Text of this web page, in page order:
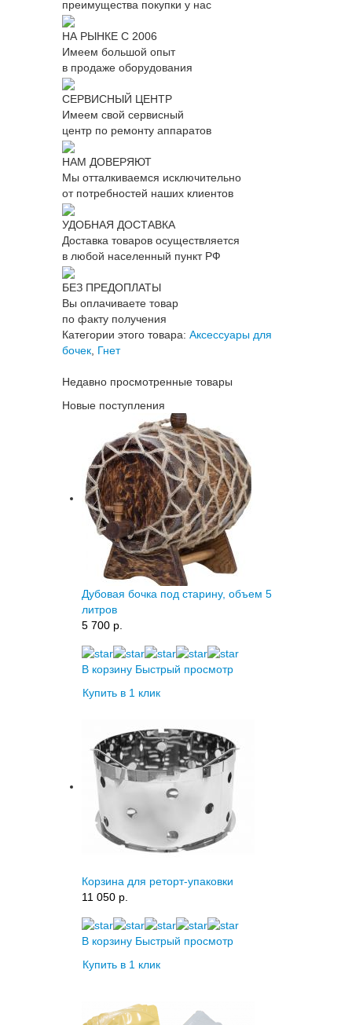
преимущества покупки у нас
НА РЫНКЕ С 2006
Имеем большой опыт
в продаже оборудования
СЕРВИСНЫЙ ЦЕНТР
Имеем свой сервисный
центр по ремонту аппаратов
НАМ ДОВЕРЯЮТ
Мы отталкиваемся исключительно
от потребностей наших клиентов
УДОБНАЯ ДОСТАВКА
Доставка товаров осуществляется
в любой населенный пункт РФ
БЕЗ ПРЕДОПЛАТЫ
Вы оплачиваете товар
по факту получения
Категории этого товара: Аксессуары для
бочек Гнет
Недавно просмотренные товары
Новые поступления
Дубовая бочка под старину, объем 5
литров
5 700 p.
В корзину Быстрый просмотр
Купить в 1 клик
Корзина для реторт-упаковки
11 050 p.
В корзину Быстрый просмотр
Купить в 1 клик